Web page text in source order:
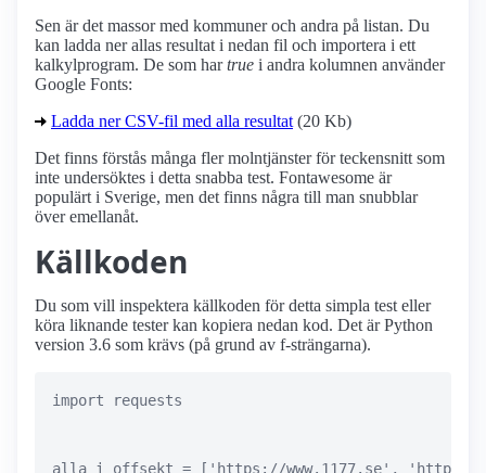
Sen är det massor med kommuner och andra på listan. Du
kan ladda ner allas resultat i nedan fil och importera i ett
kalkylprogram. De som hartrue i andra kolumnen använder
Google Fonts:
Ladda ner CSV-fil med alla resultat (20 Kb)
Det finns förstås många fler molntjänster för teckensnitt som
inte undersöktes i detta snabba test. Fontawesome är
populärt i Sverige, men det finns några till man snubblar
över emellanåt.
Källkoden
Du som vill inspektera källkoden för detta simpla test eller
köra liknande tester kan kopiera nedan kod. Det är Python
version 3.6 som krävs (på grund av f-strängarna).
import requests
alla_i_offsekt = ['https://www.1177.se',